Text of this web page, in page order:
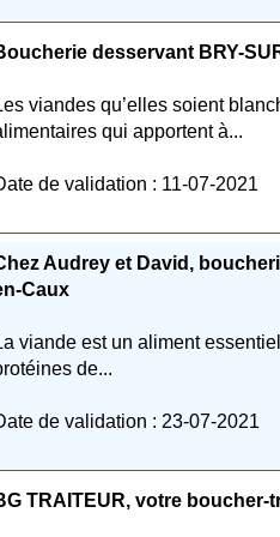
desservant BRY-
viandes qu’elles soient
qui apportent à...
de validation : 11-07-2021
Audrey et David,
Caux
viande est un aliment
de...
de validation : 23-07-2021
TRAITEUR, votre